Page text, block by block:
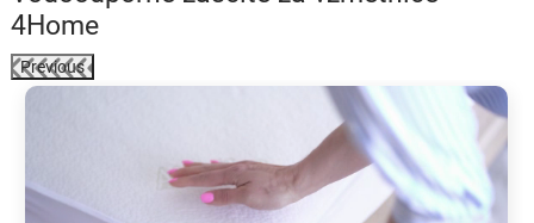
4Home
Previous